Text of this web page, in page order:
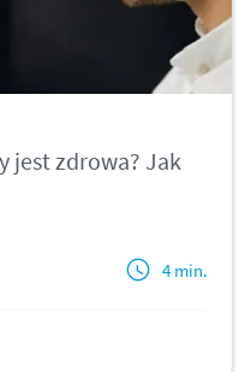
jest zdrowa? Jak
4 min.